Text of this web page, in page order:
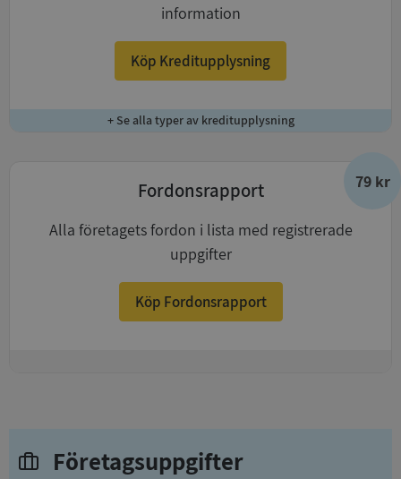
information
Köp Kreditupplysning
+ Se alla typer av kreditupplysning
79 kr
Fordonsrapport
Alla företagets fordon i lista med registrerade
uppgifter
Köp Fordonsrapport
Företagsuppgifter